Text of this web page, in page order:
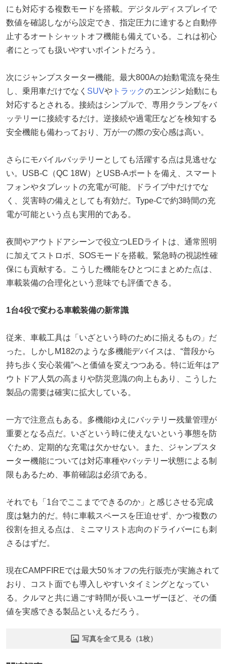
にも対応する複数モードを搭載。デジタルディスプレイで
数値を確認しながら設定でき、指定圧力に達すると自動停
止するオートシャットオフ機能も備えている。これは初心
者にとっても扱いやすいポイントだろう。
次にジャンプスターター機能。最大800Aの始動電流を発生
し、乗用車だけでなく SUVや トラックのエンジン始動にも
対応するとされる。接続はシンプルで、専用クランプをバ
ッテリーに接続するだけ。逆接続や過電圧などを検知する
安全機能も備わっており、万が一の際の安心感は高い。
さらにモバイルバッテリーとしても活躍する点は見逃せな
い。USB-C（QC 18W）とUSB-Aポートを備え、スマート
フォンやタブレットの充電が可能。ドライブ中だけでな
く、災害時の備えとしても有効だ。Type-Cで約3時間の充
電が可能という点も実用的である。
夜間やアウトドアシーンで役立つLEDライトは、通常照明
に加えてストロボ、SOSモードを搭載。緊急時の視認性確
保にも貢献する。こうした機能をひとつにまとめた点は、
車載装備の合理化という意味でも評価できる。
1台4役で変わる車載装備の新常識
従来、車載工具は「いざという時のために揃えるもの」だ
った。しかしM182のような多機能デバイスは、“普段から
持ち歩く安心装備”へと価値を変えつつある。特に近年はア
ウトドア人気の高まりや防災意識の向上もあり、こうした
製品の需要は確実に拡大している。
一方で注意点もある。多機能ゆえにバッテリー残量管理が
重要となる点だ。いざという時に使えないという事態を防
ぐため、定期的な充電は欠かせない。また、ジャンプスタ
ーター機能については対応車種やバッテリー状態による制
限もあるため、事前確認は必須である。
それでも「1台でここまでできるのか」と感じさせる完成
度は魅力的だ。特に車載スペースを圧迫せず、かつ複数の
役割を担える点は、ミニマリスト志向のドライバーにも刺
さるはずだ。
現在CAMPFIREでは最大50％オフの先行販売が実施されて
おり、コスト面でも導入しやすいタイミングとなってい
る。クルマと共に過ごす時間が長いユーザーほど、その価
値を実感できる製品といえるだろう。
写真を全て見る（1枚）